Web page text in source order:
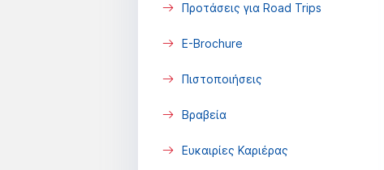
Προτάσεις για Road Trips
E-Brochure
Πιστοποιήσεις
Βραβεία
Ευκαιρίες Καριέρας